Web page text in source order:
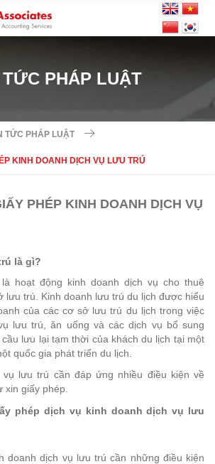
PHÁP LUẬT
TỨC PHÁP LUẬT
KINH DOANH DỊCH VỤ LƯU TRÚ
PHÉP KINH DOANH DỊCH VỤ
là gì?
hoạt động kinh doanh dịch vụ cho thuê
lưu trú. Kinh doanh lưu trú du lịch được hiểu
của các cơ sở lưu trú du lịch trong việc
lưu trú, ăn uống và các dịch vụ bổ sung
lưu lại tạm thời của khách du lịch tại một
quốc gia phát triển du lịch.
lưu trú cần đáp ứng nhiều điều kiện về
xin giấy phép.
phép dịch vụ kinh doanh dịch vụ lưu